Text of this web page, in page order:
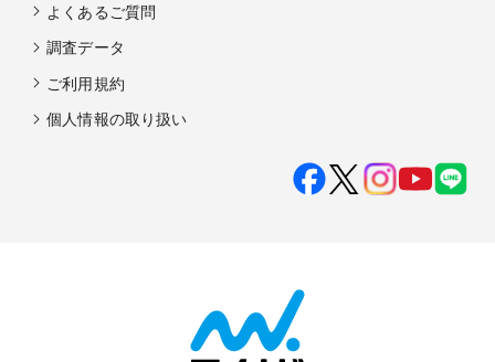
よくあるご質問
調査データ
ご利用規約
個人情報の取り扱い